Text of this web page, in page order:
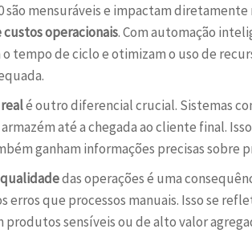
são mensuráveis e impactam
custos operacionais. Com automação
tempo de ciclo e otimizam o uso de
é outro diferencial crucial. Sistemas
até a chegada ao cliente final.
ganham informações precisas sobre
das operações é uma
que processos manuais. Isso se
sensíveis ou de alto valor